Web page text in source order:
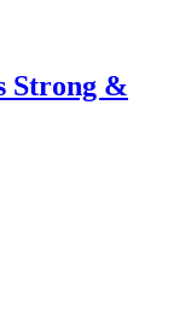
Strong &